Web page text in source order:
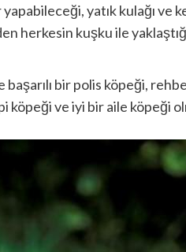
yatık kulağı ve
herkesin kuşku ile
bir polis köpeği,
köpeği ve iyi bir aile köpeği